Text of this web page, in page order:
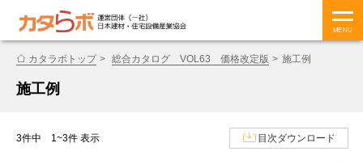
MENU
カタラボトップ 総合カタログ VOL63 価格改定版 施工例
施工例
3件中 1~3件 表示 目次ダウンロード